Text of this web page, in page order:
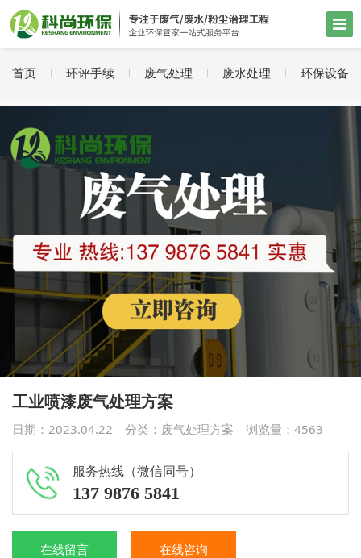
首页 环评手续 废气处理 废水处理 环保设备
工业​喷漆废气处理方案
日期：2023.04.22 分类： 废气处理方案 浏览量： 4563
服务热线（微信同号）
137 9876 5841
在线留言 在线咨询